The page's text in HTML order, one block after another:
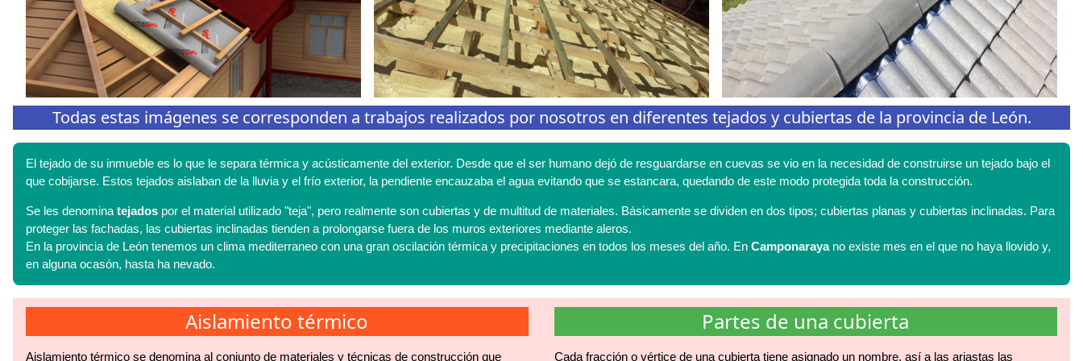
Todas estas imágenes se corresponden a trabajos realizados por nosotros en diferentes tejados y cubiertas de la provincia de León.
El tejado de su inmueble es lo que le separa térmica y acústicamente del exterior. Desde que el ser humano dejó de resguardarse en cuevas se vio en la necesidad de construirse un tejado bajo el
que cobijarse. Estos tejados aislaban de la lluvia y el frío exterior, la pendiente encauzaba el agua evitando que se estancara, quedando de este modo protegida toda la construcción.
Se les denomina tejados por el material utilizado "teja", pero realmente son cubiertas y de multitud de materiales. Básicamente se dividen en dos tipos; cubiertas planas y cubiertas inclinadas. Para
proteger las fachadas, las cubiertas inclinadas tienden a prolongarse fuera de los muros exteriores mediante aleros.
En la provincia de León tenemos un clima mediterraneo con una gran oscilación térmica y precipitaciones en todos los meses del año. En Camponarayano existe mes en el que no haya llovido y,
en alguna ocasón, hasta ha nevado.
Aislamiento térmico
Aislamiento térmico se denomina al conjunto de materiales y técnicas de construcción que
Partes de una cubierta
Cada fracción o vértice de una cubierta tiene asignado un nombre, así a las ariastas las